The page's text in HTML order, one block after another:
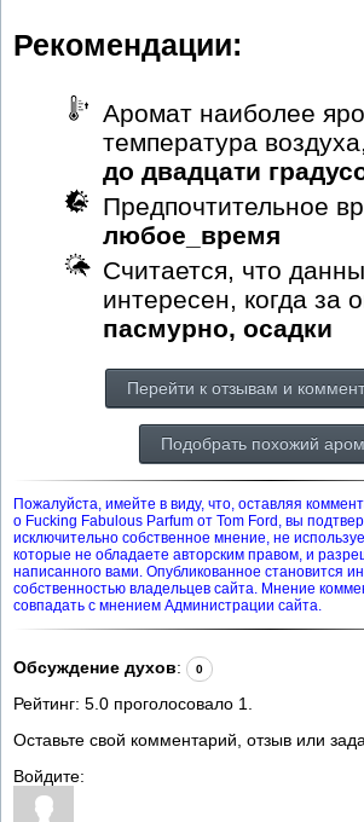
Рекомендации:
Аромат наиболее
температура
до двадцати
Предпочтительное
любое_время
Считается, что
интересен, когда за
пасмурно, осадки
Перейти к отзывам и
Подобрать похожий
Пожалуйста, имейте в виду, что, оставляя
о Fucking Fabulous Parfum от Tom Ford, вы
исключительно собственное мнение, не
которые не обладаете авторским правом, и
написанного вами. Опубликованное становится
собственностью владельцев сайта. Мнение
совпадать с мнением Администрации сайта.
Обсуждение духов: 0
Рейтинг: 5.0 проголосовало 1
Оставьте свой комментарий, отзыв или
Войдите: